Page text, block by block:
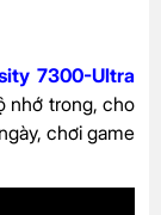
7300-Ultra
nhớ trong, cho
chơi game